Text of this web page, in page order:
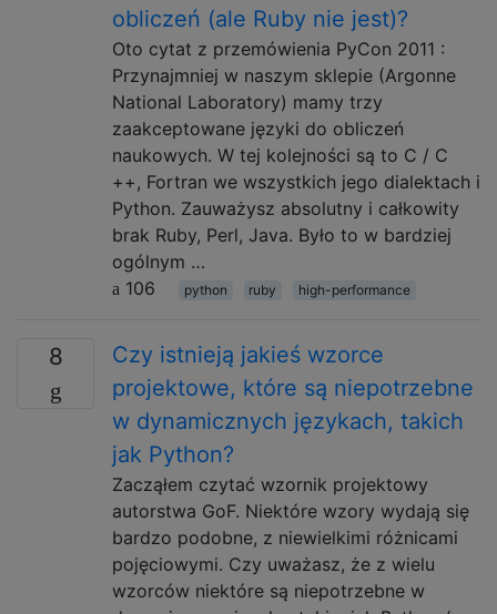
obliczeń (ale Ruby nie jest)?
Oto cytat z przemówienia PyCon 2011 :
Przynajmniej w naszym sklepie (Argonne
National Laboratory) mamy trzy
zaakceptowane języki do obliczeń
naukowych. W tej kolejności są to C / C
++, Fortran we wszystkich jego dialektach i
Python. Zauważysz absolutny i całkowity
brak Ruby, Perl, Java. Było to w bardziej
ogólnym …
106
python ruby high-performance
8
Czy istnieją jakieś wzorce
projektowe, które są niepotrzebne
w dynamicznych językach, takich
jak Python?
Zacząłem czytać wzornik projektowy
autorstwa GoF. Niektóre wzory wydają się
bardzo podobne, z niewielkimi różnicami
pojęciowymi. Czy uważasz, że z wielu
wzorców niektóre są niepotrzebne w